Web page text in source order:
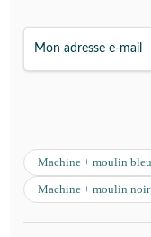
Machine + moulin
Machine + moulin noir